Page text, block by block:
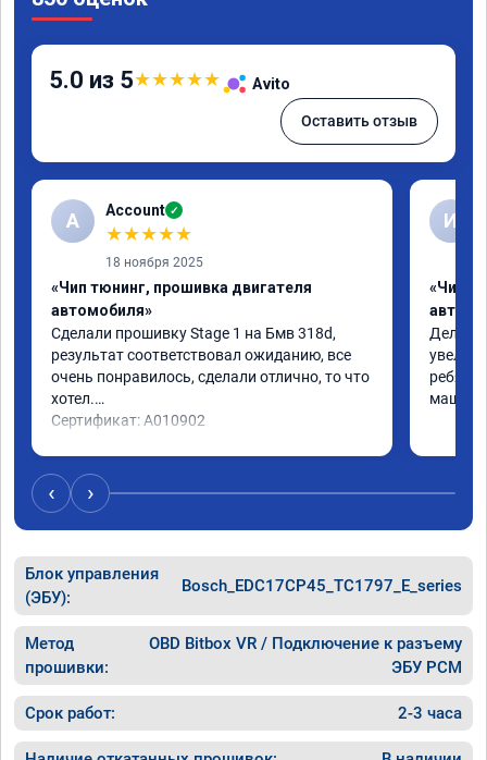
5.0 из 5★★★★★ Avito
Оставить отзыв
A Account ✓
★★★★★
18 ноября 2025
«Чип тюнинг, прошивка двигателя
автомобиля»
Сделали прошивку Stage 1 на Бмв 318d,
результат соответствовал ожиданию, все
очень понравилось, сделали отлично, то что
хотел.
Сертификат: A010902
И
«Чип
Делали
ребята
машина
‹ ›
Блок управления
(ЭБУ):
Bosch_EDC17CP45_TC1797_E_series
Метод
прошивки:
OBD Bitbox VR / Подключение к разъему
ЭБУ PCM
Срок работ: 2-3 часа